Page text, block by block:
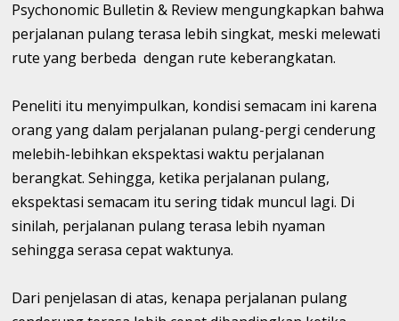
Psychonomic Bulletin & Review mengungkapkan bahwa
perjalanan pulang terasa lebih singkat, meski melewati
rute yang berbeda dengan rute keberangkatan.
Peneliti itu menyimpulkan, kondisi semacam ini karena
orang yang dalam perjalanan pulang-pergi cenderung
melebih-lebihkan ekspektasi waktu perjalanan
berangkat. Sehingga, ketika perjalanan pulang,
ekspektasi semacam itu sering tidak muncul lagi. Di
sinilah, perjalanan pulang terasa lebih nyaman
sehingga serasa cepat waktunya.
Dari penjelasan di atas, kenapa perjalanan pulang